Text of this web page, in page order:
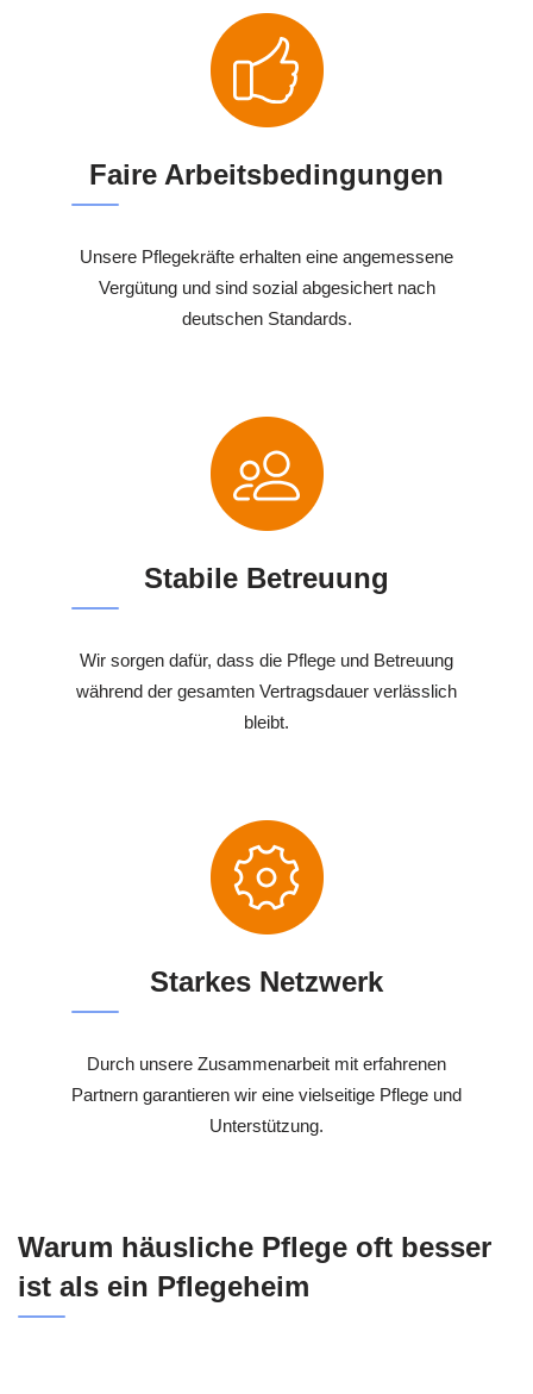
Faire Arbeitsbedingungen
Unsere Pflegekräfte erhalten eine angemessene
Vergütung und sind sozial abgesichert nach
deutschen Standards.
Stabile Betreuung
Wir sorgen dafür, dass die Pflege und Betreuung
während der gesamten Vertragsdauer verlässlich
bleibt.
Starkes Netzwerk
Durch unsere Zusammenarbeit mit erfahrenen
Partnern garantieren wir eine vielseitige Pflege und
Unterstützung.
Warum häusliche Pflege oft besser
ist als ein Pflegeheim